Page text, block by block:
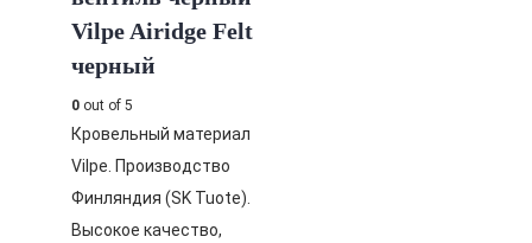
Vilpe Airidge Felt
черный
0 out of 5
Кровельный материал
Vilpe. Производство
Финляндия (SK Tuote).
Высокое качество,